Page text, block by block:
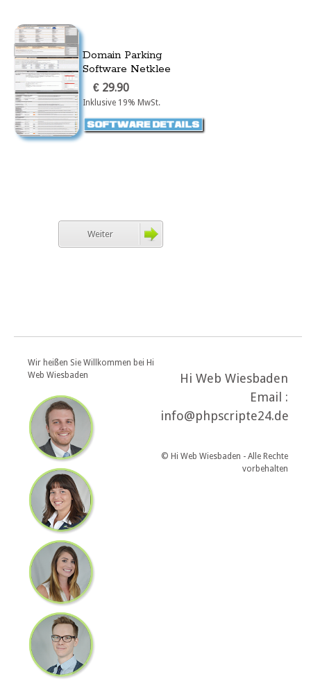
Domain Parking
Software Netklee
€ 29.90
Inklusive 19% MwSt.
Weiter
Wir heißen Sie Willkommen bei Hi
Web Wiesbaden
Hi Web Wiesbaden
Email :
info@phpscripte24.de
© Hi Web Wiesbaden - Alle Rechte
vorbehalten